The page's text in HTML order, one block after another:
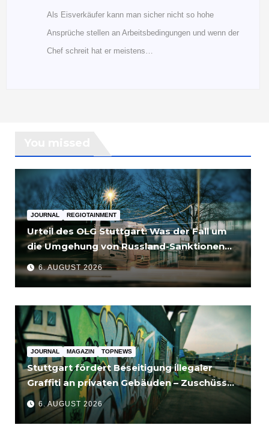
Als Eisverkäufer kann man sicher nicht so hohe
Ansprüche stellen an Arbeitsbedingungen und wenn der
Chef schreit hat er meistens…
JOURNAL REGIOTAINMENT
Urteil des OLG Stuttgart: Was der Fall um
die Umgehung von Russland-Sanktionen
für Unternehmen bedeutet
6. AUGUST 2026
JOURNAL MAGAZIN TOPNEWS
Stuttgart fördert Beseitigung illegaler
Graffiti an privaten Gebäuden – Zuschüsse
bis 3.500 Euro
6. AUGUST 2026